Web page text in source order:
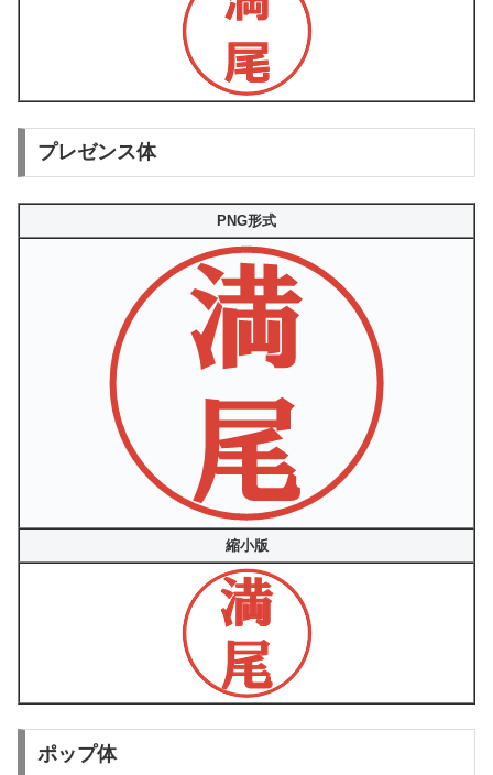
プレゼンス体
PNG形式
縮小版
ポップ体